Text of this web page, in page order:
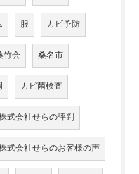
服 カビ予防
竹会 桑名市
カビ菌検査
式会社せらの評判
式会社せらのお客様の声